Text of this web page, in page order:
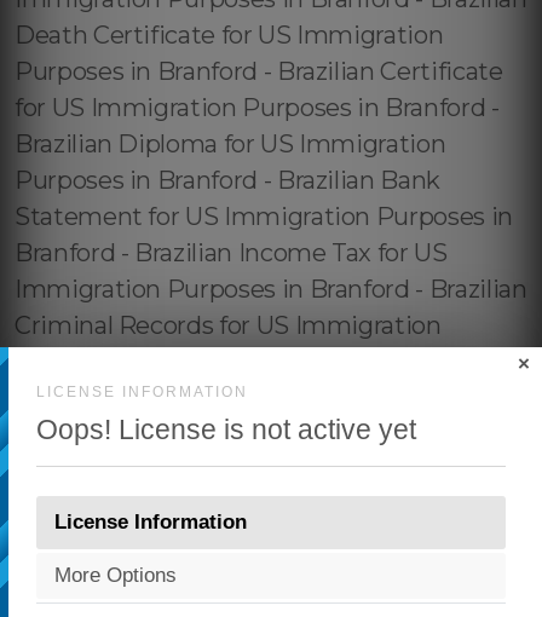
LICENSE INFORMATION
Oops! License is not active yet
×
License Information
More Options